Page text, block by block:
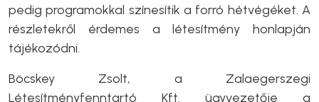
pedig programokkal színesítik a forró hétvégéket. A
részletekről érdemes a létesítmény honlapján
tájékozódni.
Böcskey Zsolt, a Zalaegerszegi
Létesítményfenntartó Kft. ügyvezetője a